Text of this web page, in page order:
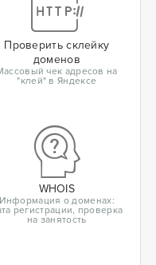
Проверить склейку
доменов
чек адресов на
"клей" в Яндексе
WHOIS
Информация о доменах:
регистрации, проверка
на занятость